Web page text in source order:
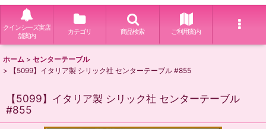
クインシーズ実店
舗案内
カテゴリ 商品検索 ご利用案内
ホーム > センターテーブル
>
【5099】イタリア製 シリック社 センターテーブル #855
【5099】イタリア製 シリック社 センターテーブル
#855